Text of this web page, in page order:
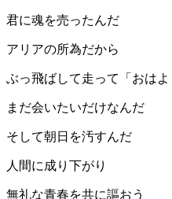
君に魂を売ったんだ
アリアの所為だから
ぶっ飛ばして走って「おはよ
まだ会いたいだけなんだ
そして朝日を汚すんだ
人間に成り下がり
無礼な青春を共に謳おう